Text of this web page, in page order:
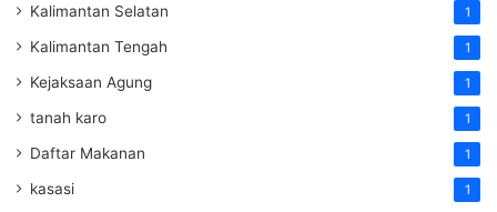
Kalimantan Selatan 1
Kalimantan Tengah 1
Kejaksaan Agung 1
tanah karo 1
Daftar Makanan 1
kasasi 1